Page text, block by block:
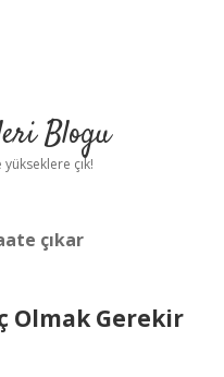
Blogu
çık!
çıkar
Olmak Gerekir